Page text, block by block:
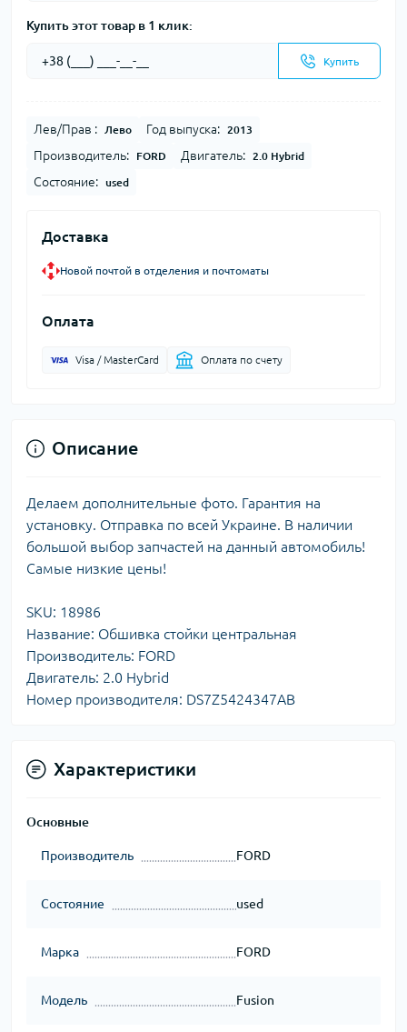
Купить этот товар в 1 клик:
Купить
Лев/Прав : Лево Год выпуска: 2013
Производитель: FORD Двигатель: 2.0 Hybrid
Состояние: used
Доставка
Новой почтой в отделения и почтоматы
Оплата
Visa / MasterCard Оплата по счету
Описание
Делаем дополнительные фото. Гарантия на
установку. Отправка по всей Украине. В наличии
большой выбор запчастей на данный автомобиль!
Самые низкие цены!
SKU: 18986
Название: Обшивка стойки центральная
Производитель: FORD
Двигатель: 2.0 Hybrid
Номер производителя: DS7Z5424347AB
Характеристики
Основные
Производитель FORD
Состояние used
Марка FORD
Модель Fusion